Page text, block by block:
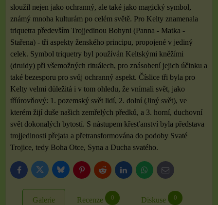
sloužil nejen jako ochranný, ale také jako magický symbol,
známý mnoha kulturám po celém světě. Pro Kelty znamenala
triquetra především Trojjedinou Bohyni (Panna - Matka -
Stařena) - tři aspekty ženského principu, propojené v jediný
celek. Symbol triquetry byl používán Keltskými kněžími
(druidy) při všemožných rituálech, pro znásobení jejich účinku a
také bezesporu pro svůj ochranný aspekt. Číslice tři byla pro
Kelty velmi důležitá i v tom ohledu, že vnímali svět, jako
tříúrovňový: 1. pozemský svět lidí, 2. dolní (Jiný svět), ve
kterém žijí duše našich zemřelých předků, a 3. horní, duchovní
svět dokonalých bytostí. S nástupem křesťanství byla představa
trojjedinosti přejata a přetransformována do podoby Svaté
Trojice, tedy Boha Otce, Syna a Ducha svatého.
FacebookTwitter BlueskyPinterestReddit LinkedInWhatsApp
E-
mail
Galerie Recenze 0 Diskuse 0